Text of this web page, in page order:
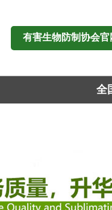
有害生物防制协会官
全